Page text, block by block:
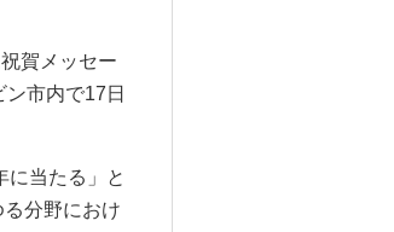
賀メッセー
市内で17日
に当たる」と
分野におけ